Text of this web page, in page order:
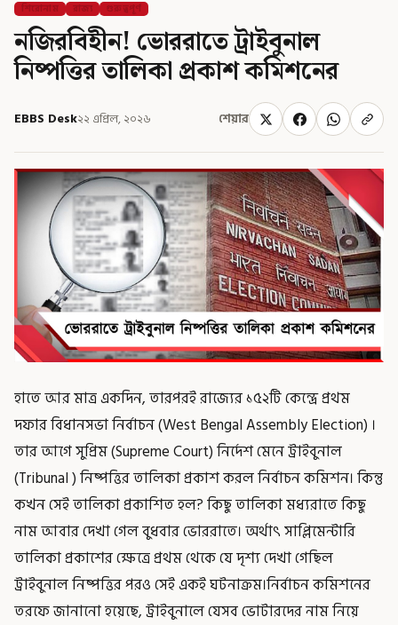
শিরোনাম রাজ্য গুরুত্বপূর্ণ
নজিরবিহীন! ভোররাতে ট্রাইবুনাল
নিষ্পত্তির তালিকা প্রকাশ কমিশনের
EBBS Desk২২ এপ্রিল, ২০২৬ শেয়ার
হাতে আর মাত্র একদিন, তারপরই রাজ্যের ১৫২টি কেন্দ্রে প্রথম
দফার বিধানসভা নির্বাচন (West Bengal Assembly Election) ।
তার আগে সুপ্রিম (Supreme Court) নির্দেশ মেনে ট্রাইবুনাল
(Tribunal ) নিষ্পত্তির তালিকা প্রকাশ করল নির্বাচন কমিশন। কিন্তু
কখন সেই তালিকা প্রকাশিত হল? কিছু তালিকা মধ্যরাতে কিছু
নাম আবার দেখা গেল বুধবার ভোররাতে। অর্থাৎ সাপ্লিমেন্টারি
তালিকা প্রকাশের ক্ষেত্রে প্রথম থেকে যে দৃশ্য দেখা গেছিল
ট্রাইবুনাল নিষ্পত্তির পরও সেই একই ঘটনাক্রম।নির্বাচন কমিশনের
তরফে জানানো হয়েছে, ট্রাইবুনালে যেসব ভোটারদের নাম নিয়ে